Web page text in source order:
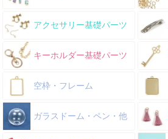
アクセサリー基礎パーツ
キーホルダー基礎パーツ
空枠・フレーム
ガラスドーム・ペン・他